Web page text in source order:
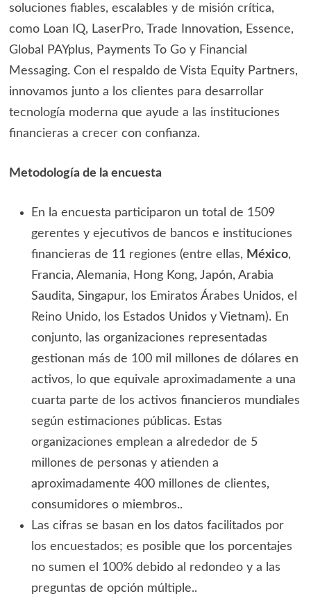
soluciones fiables, escalables y de misión crítica,
como Loan IQ, LaserPro, Trade Innovation, Essence,
Global PAYplus, Payments To Go y Financial
Messaging. Con el respaldo de Vista Equity Partners,
innovamos junto a los clientes para desarrollar
tecnología moderna que ayude a las instituciones
financieras a crecer con confianza.
Metodología de la encuesta
En la encuesta participaron un total de 1509
gerentes y ejecutivos de bancos e instituciones
financieras de 11 regiones (entre ellas, México,
Francia, Alemania, Hong Kong, Japón, Arabia
Saudita, Singapur, los Emiratos Árabes Unidos, el
Reino Unido, los Estados Unidos y Vietnam). En
conjunto, las organizaciones representadas
gestionan más de 100 mil millones de dólares en
activos, lo que equivale aproximadamente a una
cuarta parte de los activos financieros mundiales
según estimaciones públicas. Estas
organizaciones emplean a alrededor de 5
millones de personas y atienden a
aproximadamente 400 millones de clientes,
consumidores o miembros..
Las cifras se basan en los datos facilitados por
los encuestados; es posible que los porcentajes
no sumen el 100% debido al redondeo y a las
preguntas de opción múltiple..